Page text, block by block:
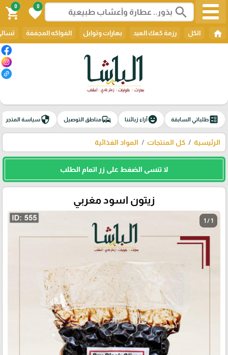
search
0
favorite
0
shopping_cart
home الكل رزمة كعك العيد بهارات وتوابل الفواكه المجففة
ballotطلباتي السابقة emoji_emotionsآراء زبائننا commuteمناطق التوصيل securityسياسة المتجر
الرئيسية كل المنتجات المواد الغذائية
لا تنسى الضغط على زر اتمام الطلب
زيتون اسود مغربي
1 / 1